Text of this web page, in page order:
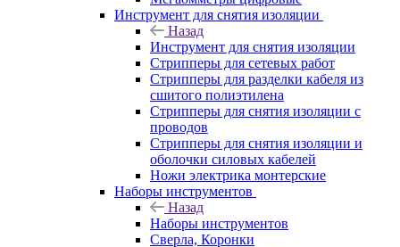
Инструмент для снятия изоляции
Назад
Инструмент для снятия изоляции
Стрипперы для сетевых работ
Стрипперы для разделки кабеля из
сшитого полиэтилена
Cтрипперы для снятия изоляции с
проводов
Стрипперы для снятия изоляции и
оболочки силовых кабелей
Ножи электрика монтерские
Наборы инструментов
Назад
Наборы инструментов
Сверла, Коронки